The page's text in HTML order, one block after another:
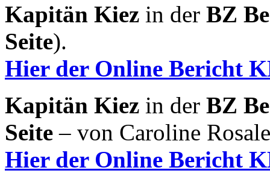
Kapitän Kiez in der BZ
Seite).
Hier der Online Bericht
Kapitän Kiez in der BZ
Seite – von Caroline
Hier der Online Bericht